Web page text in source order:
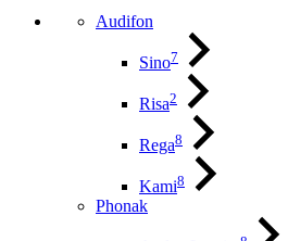
Audifon
Sino7
Risa2
Rega8
Kami8
Phonak